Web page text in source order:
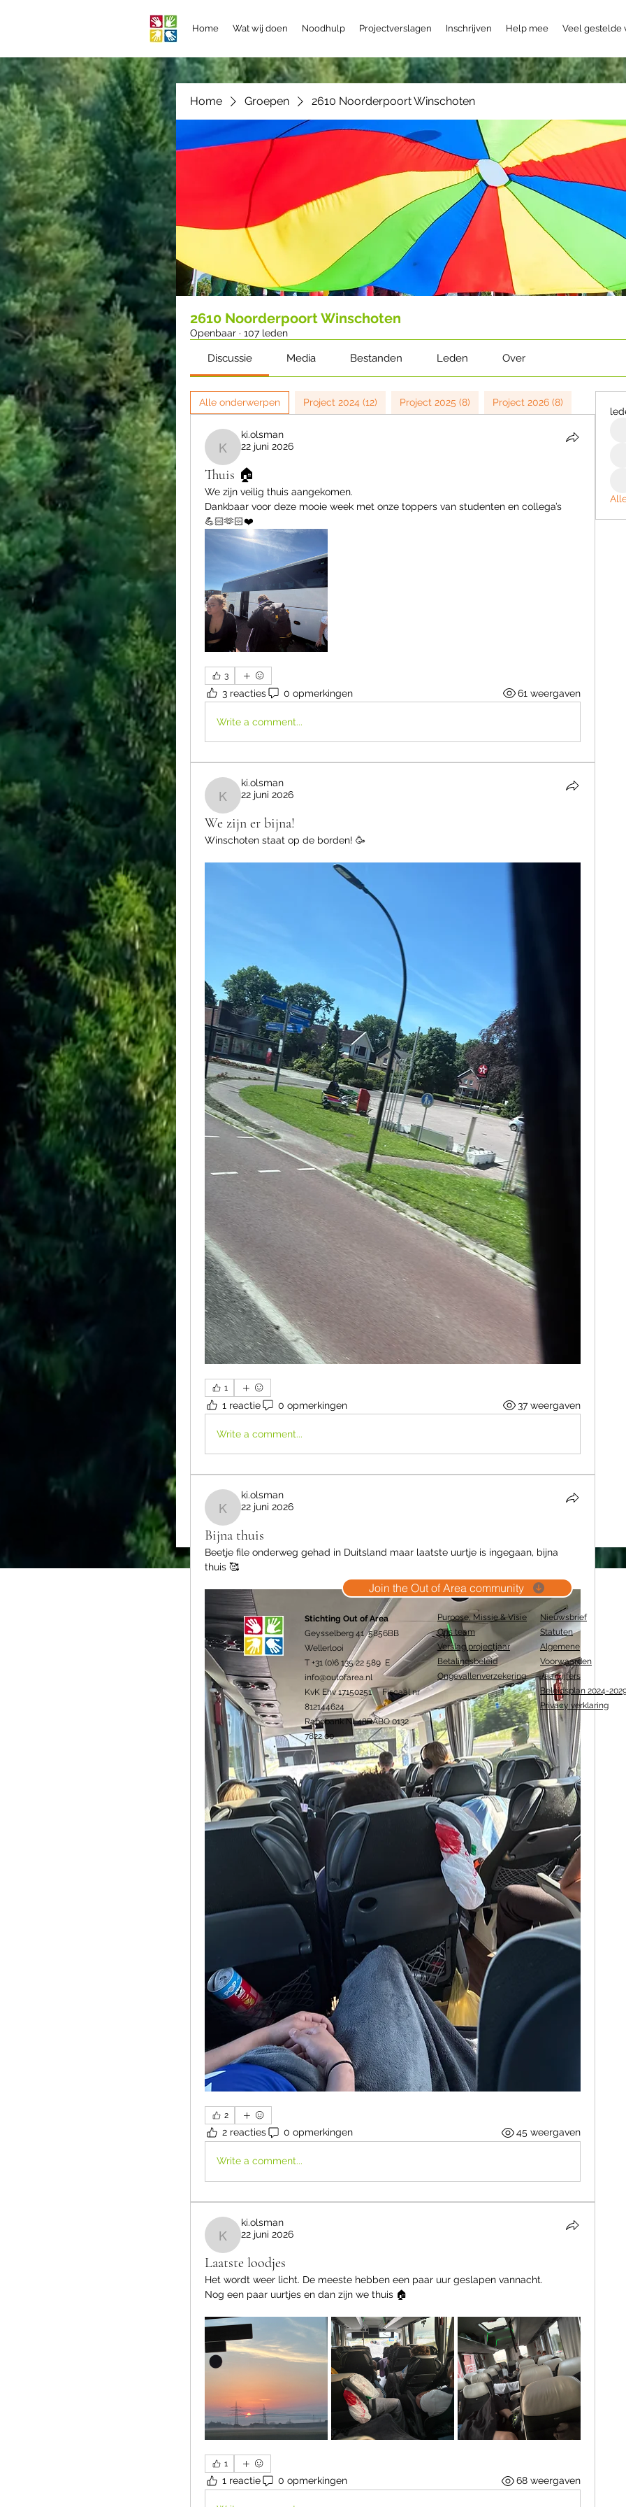
Home Wat wij doen Noodhulp Projectverslagen Inschrijven Help mee Veel gestelde
Home Groepen 2610 Noorderpoort Winschoten
2610 Noorderpoort Winschoten
Openbaar · 107 leden
Discussie Media Bestanden Leden Over
Alle onderwerpen Project 2024 (12) Project 2025 (8) Project 2026 (8)
ki.olsman
ki.olsman
22 juni 2026
Thuis 🏠
We zijn veilig thuis aangekomen.
Dankbaar voor deze mooie week met onze toppers van studenten en collega’s
💪🏻🫶🏻❤️
3
3 reacties 0 opmerkingen 61 weergaven
Write a comment...
ki.olsman
ki.olsman
22 juni 2026
We zijn er bijna!
Winschoten staat op de borden! 🥳
1
1 reactie 0 opmerkingen 37 weergaven
Write a comment...
ki.olsman
ki.olsman
22 juni 2026
Bijna thuis
Beetje file onderweg gehad in Duitsland maar laatste uurtje is ingegaan, bijna
thuis 🥰
2
2 reacties 0 opmerkingen 45 weergaven
Write a comment...
ki.olsman
ki.olsman
22 juni 2026
Laatste loodjes
Het wordt weer licht. De meeste hebben een paar uur geslapen vannacht.
Nog een paar uurtjes en dan zijn we thuis 🏠
1
1 reactie 0 opmerkingen 68 weergaven
Join the Out of Area community
Stichting Out of Area
Geysselberg 41 5856BB
Wellerlooi
T +31 (0)6 135 22 589 E
info@outofarea.nl
KvK Ehv 17150251 Fiscaal nr
812144624
Rabobank NL48RABO 0132
7822 00
Purpose, Missie & Visie
Ons team
Verslag projectjaar
Betalingsbeleid
Ongevallenverzekering
Nieuwsbrief
Statuten
Algemene
Voorwaarden
Jaarcijfers
Beleidsplan 2024-
Privacy verklaring